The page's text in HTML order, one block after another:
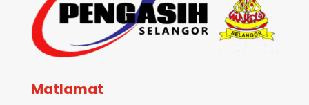
Matlamat